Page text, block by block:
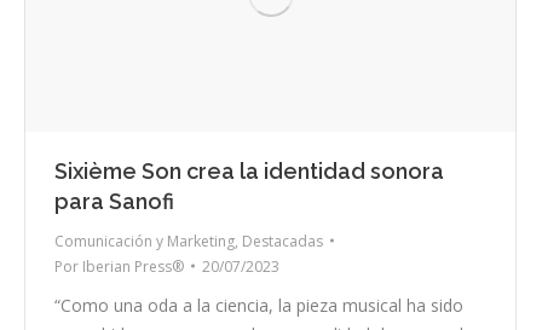
Sixième Son crea la identidad sonora
para Sanofi
Comunicación y Marketing, Destacadas
Por Iberian Press® 20/07/2023
“Como una oda a la ciencia, la pieza musical ha sido